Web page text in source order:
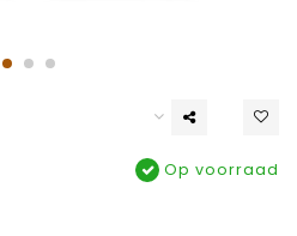
Op voorraad